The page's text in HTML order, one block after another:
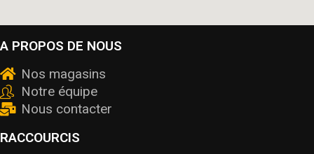
A PROPOS DE NOUS
Nos magasins
Notre équipe
Nous contacter
RACCOURCIS